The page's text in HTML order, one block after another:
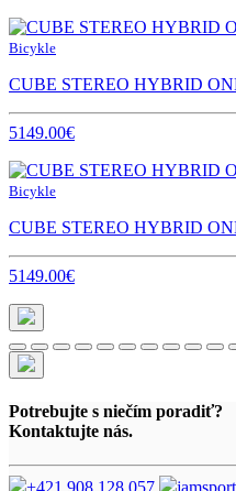
Bicykle
CUBE STEREO HYBRID
5149.00€
Bicykle
CUBE STEREO HYBRID
5149.00€
Potrebujte s niečím poradiť?
Kontaktujte nás.